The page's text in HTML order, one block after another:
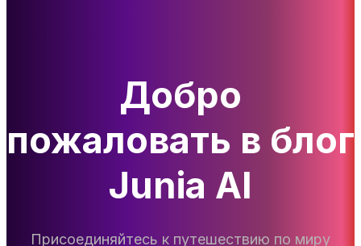
Добро
пожаловать в блог
Junia AI
Присоединяйтесь к путешествию по миру